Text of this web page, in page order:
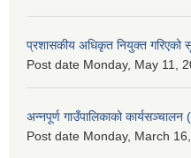
प्रशासकीय अधिकृत नियुक्त गरिएको
Post date Monday, May 11,
अन्नपूर्ण गाउँपालिकाको
Post date Monday, March